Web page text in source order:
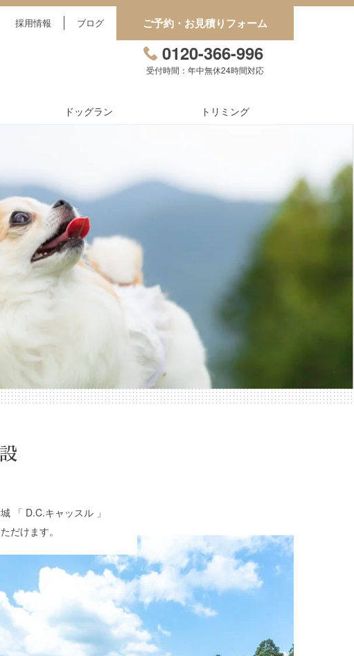
採用情報 ブログ ご予約・お見積りフォーム
0120-366-996
受付時間：年中無休24時間対応
ドッグラン トリミング
「 D.C.キャッスル 」
だけます。